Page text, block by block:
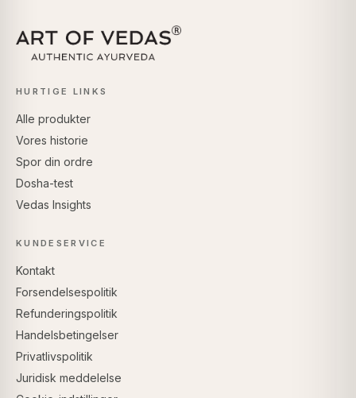
HURTIGE LINKS
Alle produkter
Vores historie
Spor din ordre
Dosha-test
Vedas Insights
KUNDESERVICE
Kontakt
Forsendelsespolitik
Refunderingspolitik
Handelsbetingelser
Privatlivspolitik
Juridisk meddelelse